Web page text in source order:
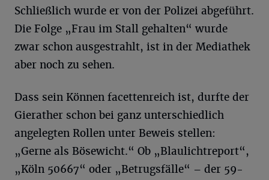
Schließlich wurde er von der Polizei abgeführt.
Die Folge „Frau im Stall gehalten“ wurde
zwar schon ausgestrahlt, ist in der Mediathek
aber noch zu sehen.
Dass sein Können facettenreich ist, durfte der
Gierather schon bei ganz unterschiedlich
angelegten Rollen unter Beweis stellen:
„Gerne als Bösewicht.“ Ob „Blaulichtreport“,
„Köln 50667“ oder „Betrugsfälle“ – der 59-